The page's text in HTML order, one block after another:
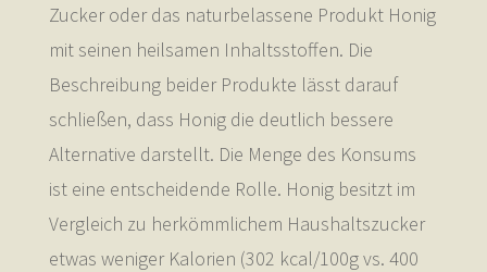
Zucker oder das naturbelassene Produkt Honig
mit seinen heilsamen Inhaltsstoffen. Die
Beschreibung beider Produkte lässt darauf
schließen, dass Honig die deutlich bessere
Alternative darstellt. Die Menge des Konsums
ist eine entscheidende Rolle. Honig besitzt im
Vergleich zu herkömmlichem Haushaltszucker
etwas weniger Kalorien (302 kcal/100g vs. 400